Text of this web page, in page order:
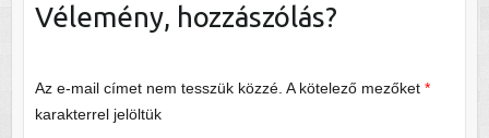
Vélemény, hozzászólás?
Az e-mail címet nem tesszük közzé. A kötelező mezőket *
karakterrel jelöltük